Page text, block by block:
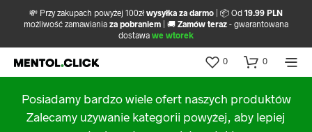
💸 Przy zakupach powyżej 100zł wysyłka za darmo | 📦 Od 19.99 PLN
możliwość zamawiania za pobraniem | 🚚 Zamów teraz - gwarantowana
dostawa we wtorek
0 0
Posiadamy bardzo wiele ofert naszych produktów
Zalecamy używanie kategorii powyżej, aby lepiej